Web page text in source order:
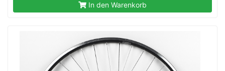
In den Warenkorb